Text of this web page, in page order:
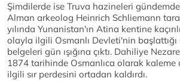
Şimdilerde ise Truva hazineleri
Alman arkeolog Heinrich Schliemann
yılında Yunanistan'ın Atina kentine
olayla ilgili Osmanlı Devleti'nin başlattığı
belgeleri gün ışığına çıktı. Dahiliye
1874 tarihinde Osmanlıca olarak kaleme
ilgili sır perdesini ortadan kaldırdı.